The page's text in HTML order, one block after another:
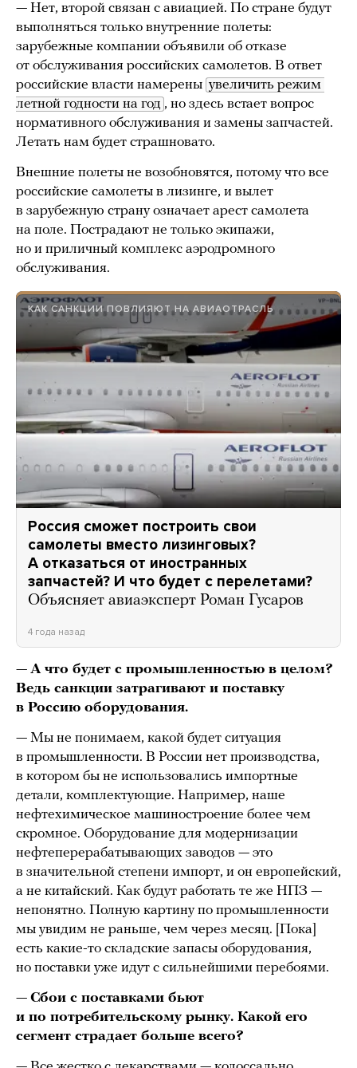
— Нет, второй связан с авиацией. По стране будут
выполняться только внутренние полеты:
зарубежные компании объявили об отказе
от обслуживания российских самолетов. В ответ
российские власти намерены увеличить режим
летной годности на год , но здесь встает вопрос
нормативного обслуживания и замены запчастей.
Летать нам будет страшновато.
Внешние полеты не возобновятся, потому что все
российские самолеты в лизинге, и вылет
в зарубежную страну означает арест самолета
на поле. Пострадают не только экипажи,
но и приличный комплекс аэродромного
обслуживания.
КАК САНКЦИИ ПОВЛИЯЮТ НА АВИАОТРАСЛЬ
Россия сможет построить свои
самолеты вместо лизинговых?
А отказаться от иностранных
запчастей? И что будет с перелетами?
Объясняет авиаэксперт Роман Гусаров
4 года назад
— А что будет с промышленностью в целом?
Ведь санкции затрагивают и поставку
в Россию оборудования.
— Мы не понимаем, какой будет ситуация
в промышленности. В России нет производства,
в котором бы не использовались импортные
детали, комплектующие. Например, наше
нефтехимическое машиностроение более чем
скромное. Оборудование для модернизации
нефтеперерабатывающих заводов — это
в значительной степени импорт, и он европейский,
а не китайский. Как будут работать те же НПЗ —
непонятно. Полную картину по промышленности
мы увидим не раньше, чем через месяц. [Пока]
есть какие-то складские запасы оборудования,
но поставки уже идут с сильнейшими перебоями.
— Сбои с поставками бьют
и по потребительскому рынку. Какой его
сегмент страдает больше всего?